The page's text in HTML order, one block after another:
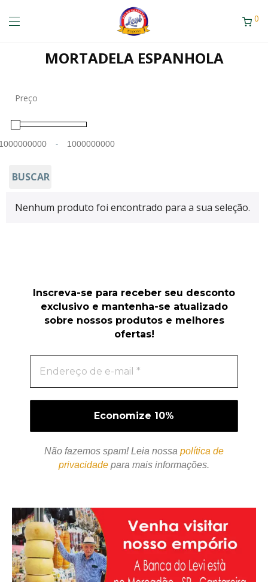
0
MORTADELA ESPANHOLA
Preço
-
BUSCAR
Nenhum produto foi encontrado para a sua seleção.
Inscreva-se para receber seu desconto
exclusivo e mantenha-se atualizado
sobre nossos produtos e melhores
ofertas!
Não fazemos spam! Leia nossa política de
privacidade para mais informações.